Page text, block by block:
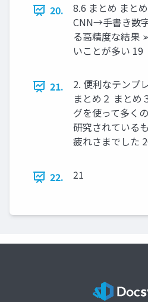
20.
8.6 まとめ まと
CNN→手書き数
る高精度な結果
いことが多い 19
21.
2. 便利なテンプ
まとめ２ まとめ
グを使って多く
研究されている
疲れさまでした
22. 21